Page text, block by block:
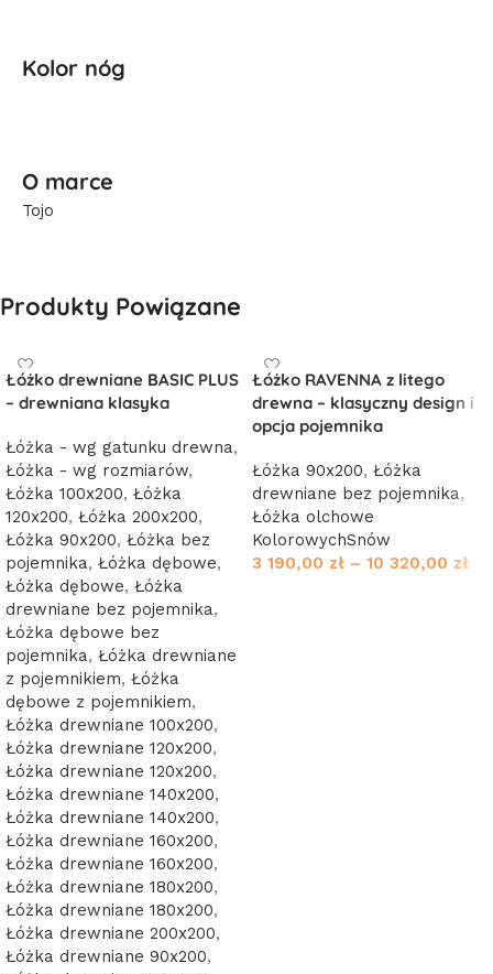
Kolor nóg
O marce
Tojo
Produkty Powiązane
Łóżko drewniane BASIC PLUS
– drewniana klasyka
Łóżka - wg gatunku drewna,
Łóżka - wg rozmiarów,
Łóżka 100x200, Łóżka
120x200, Łóżka 200x200,
Łóżka 90x200, Łóżka bez
pojemnika, Łóżka dębowe,
Łóżka dębowe, Łóżka
drewniane bez pojemnika,
Łóżka dębowe bez
pojemnika, Łóżka drewniane
z pojemnikiem, Łóżka
dębowe z pojemnikiem,
Łóżka drewniane 100x200,
Łóżka drewniane 120x200,
Łóżka drewniane 120x200,
Łóżka drewniane 140x200,
Łóżka drewniane 140x200,
Łóżka drewniane 160x200,
Łóżka drewniane 160x200,
Łóżka drewniane 180x200,
Łóżka drewniane 180x200,
Łóżka drewniane 200x200,
Łóżka drewniane 90x200,
Łóżko RAVENNA z litego
drewna – klasyczny design i
opcja pojemnika
Łóżka 90x200, Łóżka
drewniane bez pojemnika,
Łóżka olchowe
KolorowychSnów
3 190,00 zł – 10 320,00 zł